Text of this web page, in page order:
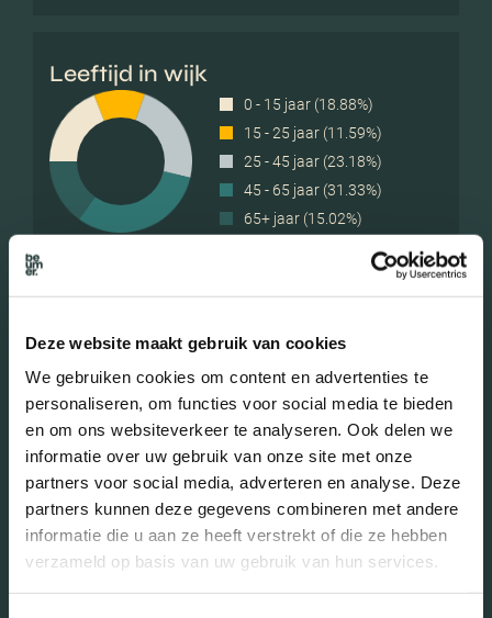
Deze website maakt gebruik van cookies
We gebruiken cookies om content en advertenties te
personaliseren, om functies voor social media te bieden
en om ons websiteverkeer te analyseren. Ook delen we
informatie over uw gebruik van onze site met onze
partners voor social media, adverteren en analyse. Deze
partners kunnen deze gegevens combineren met andere
informatie die u aan ze heeft verstrekt of die ze hebben
verzameld op basis van uw gebruik van hun services.
Leeftijd in wijk
0 - 15 jaar (18.88%)
15 - 25 jaar (11.59%)
25 - 45 jaar (23.18%)
45 - 65 jaar (31.33%)
65+ jaar (15.02%)
Mannen (48.91%)
Vrouwen (51.09%)
Gezinnen met kinderen
Met kinderen (40.63%)